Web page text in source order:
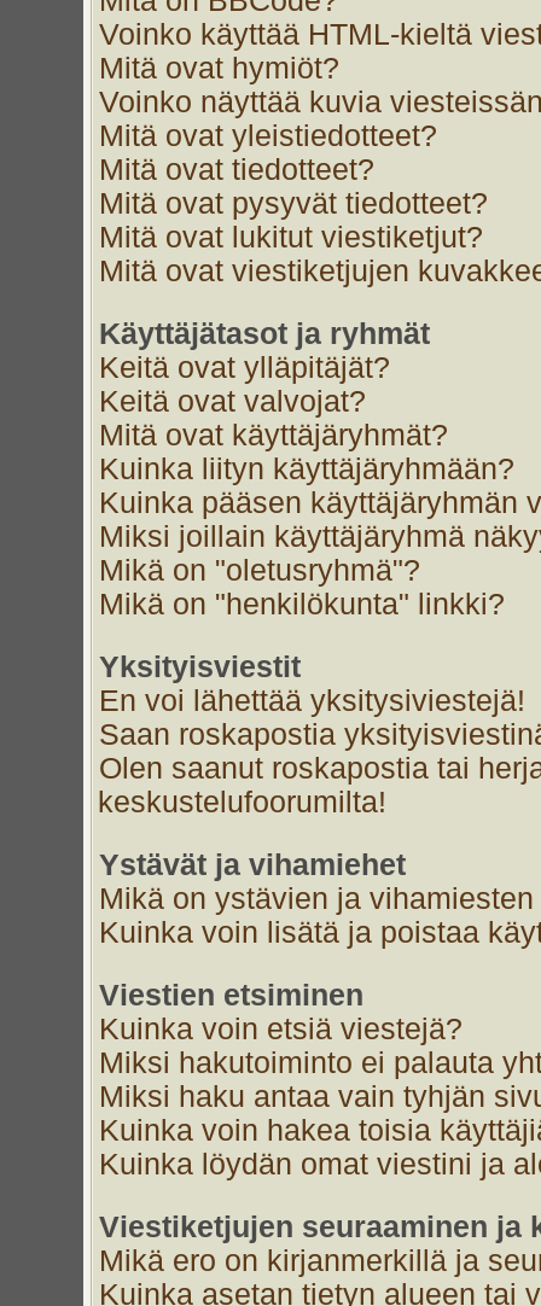
Voinko käyttää HTML-kieltä
Mitä ovat hymiöt?
Voinko näyttää kuvia
Mitä ovat yleistiedotteet?
Mitä ovat tiedotteet?
Mitä ovat pysyvät tiedotteet?
Mitä ovat lukitut viestiketjut?
Mitä ovat viestiketjujen
Käyttäjätasot ja ryhmät
Keitä ovat ylläpitäjät?
Keitä ovat valvojat?
Mitä ovat käyttäjäryhmät?
Kuinka liityn käyttäjäryhmään?
Kuinka pääsen käyttäjäryhmän
Miksi joillain käyttäjäryhmä
Mikä on "oletusryhmä"?
Mikä on "henkilökunta" linkki?
Yksityisviestit
En voi lähettää yksitysiviestejä!
Saan roskapostia
Olen saanut roskapostia tai
keskustelufoorumilta!
Ystävät ja vihamiehet
Mikä on ystävien ja
Kuinka voin lisätä ja poistaa
Viestien etsiminen
Kuinka voin etsiä viestejä?
Miksi hakutoiminto ei palauta
Miksi haku antaa vain tyhjän
Kuinka voin hakea toisia
Kuinka löydän omat viestini ja
Viestiketjujen seuraaminen ja
Mikä ero on kirjanmerkillä ja
Kuinka asetan tietyn alueen tai